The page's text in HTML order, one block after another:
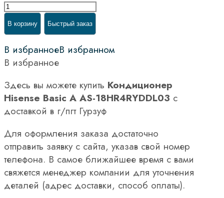
В корзину Быстрый заказ
В избранноеВ избранном
В избранное
Здесь вы можете купить Кондиционер
Hisense Basic A AS-18HR4RYDDL03 с
доставкой в г/пгт Гурзуф
Для оформления заказа достаточно
отправить заявку с сайта, указав свой номер
телефона. В самое ближайшее время с вами
свяжется менеджер компании для уточнения
деталей (адрес доставки, способ оплаты).